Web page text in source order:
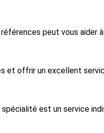
peut vous aider
et offrir un excellent
est un service